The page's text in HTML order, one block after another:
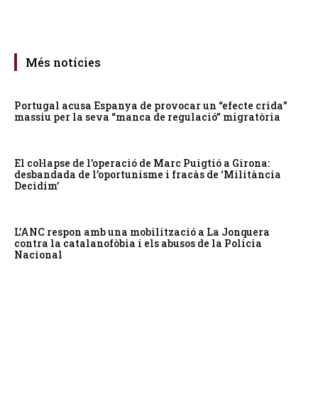
Més notícies
Portugal acusa Espanya de provocar un “efecte crida”
massiu per la seva “manca de regulació” migratòria
El col·lapse de l’operació de Marc Puigtió a Girona:
desbandada de l’oportunisme i fracàs de ‘Militància
Decidim’
L’ANC respon amb una mobilització a La Jonquera
contra la catalanofòbia i els abusos de la Policia
Nacional